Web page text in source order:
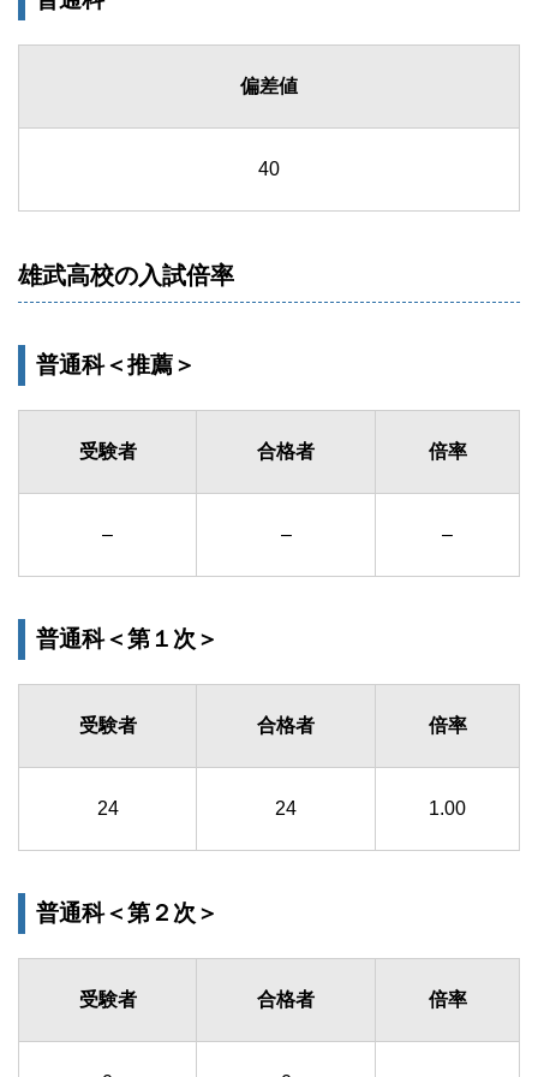
偏差値
40
雄武高校の入試倍率
普通科＜推薦＞
受験者 合格者 倍率
– – –
普通科＜第１次＞
受験者 合格者 倍率
24 24 1.00
普通科＜第２次＞
受験者 合格者 倍率